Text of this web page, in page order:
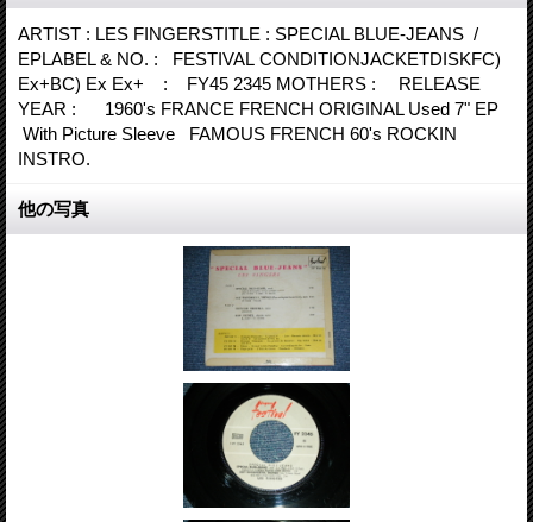
ARTIST : LES FINGERSTITLE : SPECIAL BLUE-JEANS /
EPLABEL & NO. : FESTIVAL CONDITIONJACKETDISKFC)
Ex+BC) Ex Ex+ : FY45 2345 MOTHERS : RELEASE
YEAR : 1960's FRANCE FRENCH ORIGINAL Used 7" EP
With Picture Sleeve FAMOUS FRENCH 60's ROCKIN
INSTRO.
他の写真